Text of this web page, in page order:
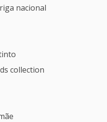
nacional
collection